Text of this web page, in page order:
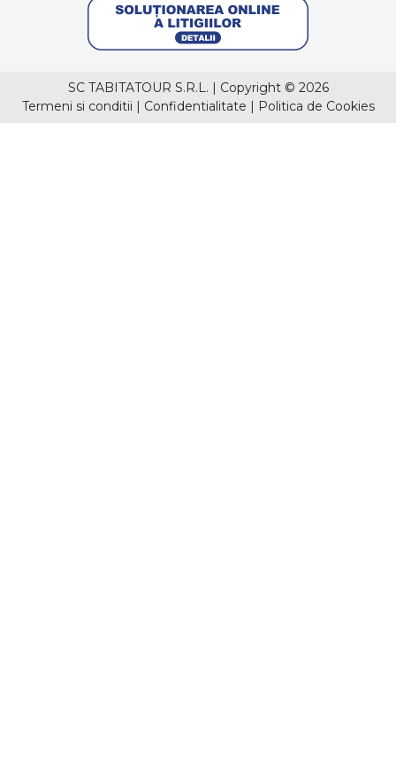
SC TABITATOUR S.R.L. | Copyright © 2026
Termeni si conditii | Confidentialitate | Politica de Cookies